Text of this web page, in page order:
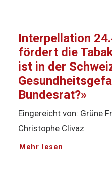
Interpellation
fördert die
ist in der
Bundesrat?»
Eingereicht von: Grüne
Christophe Clivaz
Mehr lesen